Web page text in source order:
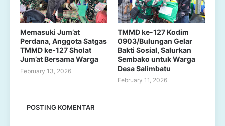
Memasuki Jum’at
Perdana, Anggota Satgas
TMMD ke-127 Sholat
Jum’at Bersama Warga
February 13, 2026
TMMD ke-127 Kodim
0903/Bulungan Gelar
Bakti Sosial, Salurkan
Sembako untuk Warga
Desa Salimbatu
February 11, 2026
POSTING KOMENTAR